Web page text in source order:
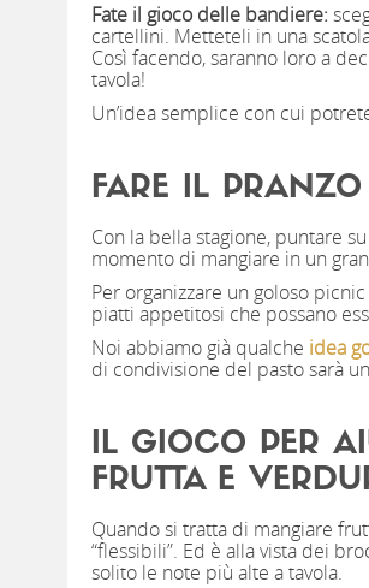
Fate il gioco delle bandiere:
cartellini. Metteteli in una
Così facendo, saranno loro a
tavola!
Un’idea semplice con cui
FARE IL PRANZO
Con la bella stagione, puntare su
momento di mangiare in un
Per organizzare un goloso
piatti appetitosi che possano
Noi abbiamo già qualche idea
di condivisione del pasto sarà
IL GIOCO PER
FRUTTA E
Quando si tratta di mangiare
“flessibili”. Ed è alla vista dei
solito le note più alte a tavola.